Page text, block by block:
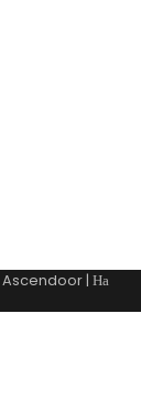
Ascendoor| На